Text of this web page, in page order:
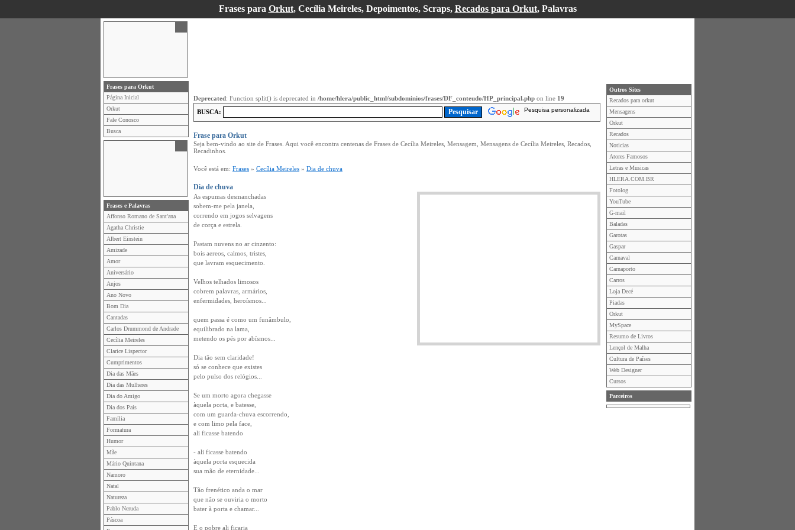
Frases para Orkut, Cecília Meireles, Depoimentos, Scraps, Recados para Orkut, Palavras
Frases para Orkut
Página Inicial
Orkut
Fale Conosco
Busca
Frases e Palavras
Affonso Romano de Sant'ana
Agatha Christie
Albert Einstein
Amizade
Amor
Aniversário
Anjos
Ano Novo
Bom Dia
Cantadas
Carlos Drummond de Andrade
Cecília Meireles
Clarice Lispector
Cumprimentos
Dia das Mães
Dia das Mulheres
Dia do Amigo
Dia dos Pais
Família
Formatura
Humor
Mãe
Mário Quintana
Namoro
Natal
Natureza
Pablo Neruda
Páscoa
Deprecated: Function split() is deprecated in /home/hlera/public_html/subdominios/frases/DF_conteudo/HP_principal.php on line 19
BUSCA:
Pesquisa personalizada
Frase para Orkut
Seja bem-vindo ao site de Frases. Aqui você encontra centenas de Frases de Cecília Meireles, Mensagem, Mensagens de Cecília Meireles, Recados,
Recadinhos.
Você está em: Frases » Cecília Meireles » Dia de chuva
Dia de chuva
As espumas desmanchadas
sobem-me pela janela,
correndo em jogos selvagens
de corça e estrela.
Pastam nuvens no ar cinzento:
bois aereos, calmos, tristes,
que lavram esquecimento.
Velhos telhados limosos
cobrem palavras, armários,
enfermidades, heroísmos...
quem passa é como um funâmbulo,
equilibrado na lama,
metendo os pés por abísmos...
Dia tão sem claridade!
só se conhece que existes
pelo pulso dos relógios...
Se um morto agora chegasse
àquela porta, e batesse,
com um guarda-chuva escorrendo,
e com limo pela face,
ali ficasse batendo
- ali ficasse batendo
àquela porta esquecida
sua mão de eternidade...
Tão frenético anda o mar
que não se ouviria o morto
bater à porta e chamar...
E o pobre ali ficaria
Outros Sites
Recados para orkut
Mensagens
Orkut
Recados
Noticias
Atores Famosos
Letras e Musicas
HLERA.COM.BR
Fotolog
YouTube
G-mail
Baladas
Garotas
Gaspar
Carnaval
Carnaporto
Carros
Loja Decé
Piadas
Orkut
MySpace
Resumo de Livros
Lençol de Malha
Cultura de Países
Web Designer
Cursos
Parceiros